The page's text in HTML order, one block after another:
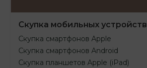
Скупка мобильных устройств
Скупка смартфонов Apple
Скупка смартфонов Android
Скупка планшетов Apple (iPad)